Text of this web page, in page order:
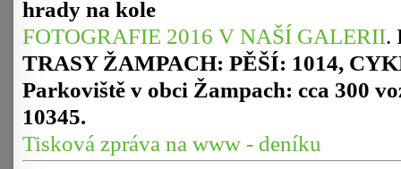
hrady na kole
FOTOGRAFIE 2016 V NAŠÍ GALERII.
TRASY ŽAMPACH: PĚŠÍ: 1014,
Parkoviště v obci Žampach: cca 300
10345.
Tisková zpráva na www - deníku